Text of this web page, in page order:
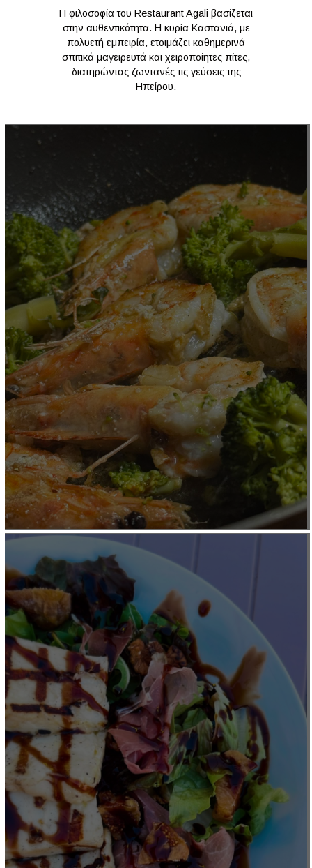
Η φιλοσοφία του Restaurant Agali βασίζεται
στην αυθεντικότητα. Η κυρία Καστανιά, με
πολυετή εμπειρία, ετοιμάζει καθημερινά
σπιτικά μαγειρευτά και χειροποίητες πίτες,
διατηρώντας ζωντανές τις γεύσεις της
Ηπείρου.